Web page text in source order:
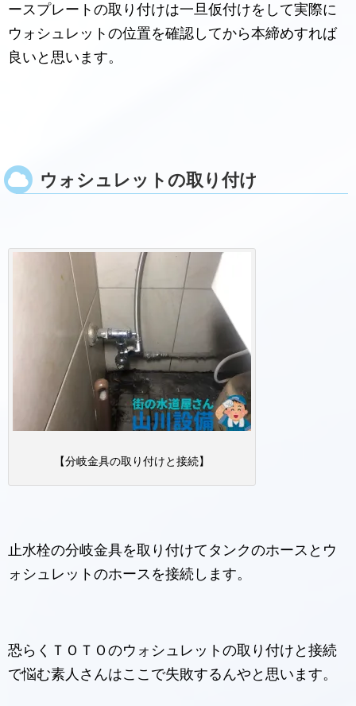
ースプレートの取り付けは一旦仮付けをして実際に
ウォシュレットの位置を確認してから本締めすれば
良いと思います。
ウォシュレットの取り付け
【分岐金具の取り付けと接続】
止水栓の分岐金具を取り付けてタンクのホースとウ
ォシュレットのホースを接続します。
恐らくＴＯＴＯのウォシュレットの取り付けと接続
で悩む素人さんはここで失敗するんやと思います。